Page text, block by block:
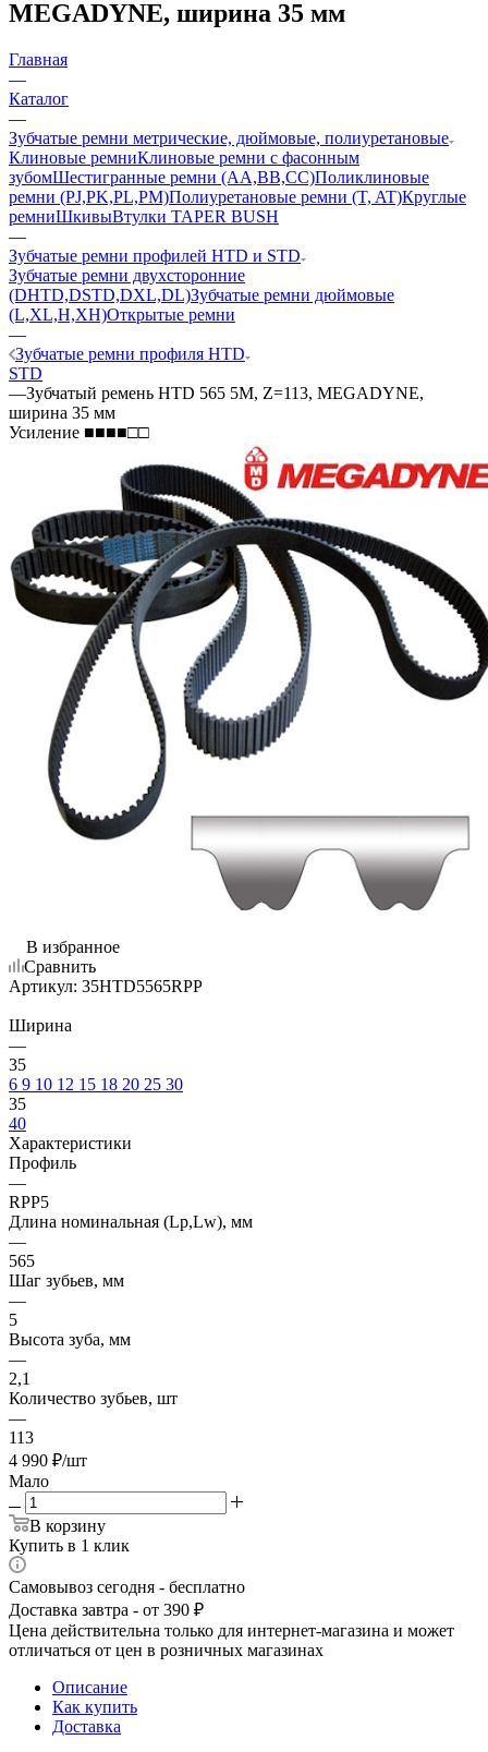
MEGADYNE, ширина 35 мм
Главная
—
Каталог
—
Зубчатые ремни метрические, дюймовые, полиуретановые
Клиновые ремниКлиновые ремни с фасонным
зубомШестигранные ремни (AA,BB,CC)Поликлиновые
ремни (PJ,PK,PL,PM)Полиуретановые ремни (T, AT)Круглые
ремниШкивыВтулки TAPER BUSH
—
Зубчатые ремни профилей HTD и STD
Зубчатые ремни двухсторонние
(DHTD,DSTD,DXL,DL)Зубчатые ремни дюймовые
(L,XL,H,XH)Открытые ремни
—
Зубчатые ремни профиля HTD
STD
—Зубчатый ремень HTD 565 5M, Z=113, MEGADYNE,
ширина 35 мм
Усиление ■■■■□□
В избранное
Сравнить
Артикул: 35HTD5565RPP
Ширина
—
35
6 9 10 12 15 18 20 25 30
35
40
Характеристики
Профиль
—
RPP5
Длина номинальная (Lp,Lw), мм
—
565
Шаг зубьев, мм
—
5
Высота зуба, мм
—
2,1
Количество зубьев, шт
—
113
4 990 ₽/шт
Мало
В корзину
Купить в 1 клик
Самовывоз сегодня - бесплатно
Доставка завтра - от 390 ₽
Цена действительна только для интернет-магазина и может
отличаться от цен в розничных магазинах
Описание
Как купить
Доставка